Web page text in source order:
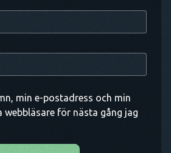
min e-postadress och min
webbläsare för nästa gång jag